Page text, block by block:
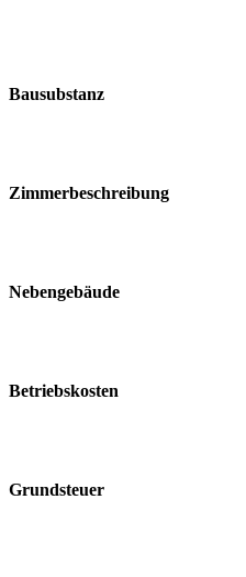
Bausubstanz
Zimmerbeschreibung
Nebengebäude
Betriebskosten
Grundsteuer